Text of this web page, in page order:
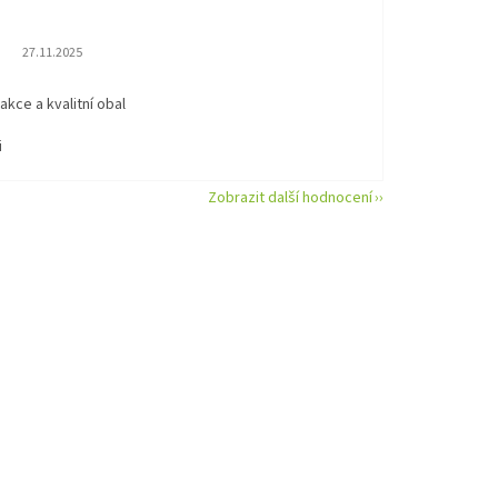
Hodnocení obchodu je 5 z 5 hvězdiček.
27.11.2025
a kvalitní obal
Zobrazit další hodnocení